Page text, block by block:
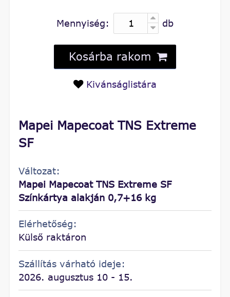
Mapei Mapecoat TNS Extreme
SF
Változat:
Mapei Mapecoat TNS Extreme SF
Színkártya alakján 0,7+16 kg
Elérhetőség:
Külső raktáron
Szállítás várható ideje:
2026. augusztus 10 - 15.
Mennyiség: db
Kosárba rakom
Kivánságlistára